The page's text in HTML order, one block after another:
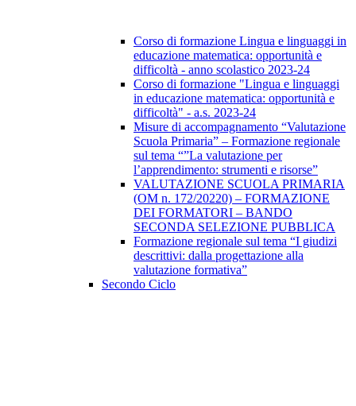
Corso di formazione Lingua e linguaggi in
educazione matematica: opportunità e
difficoltà - anno scolastico 2023-24
Corso di formazione "Lingua e linguaggi
in educazione matematica: opportunità e
difficoltà" - a.s. 2023-24
Misure di accompagnamento “Valutazione
Scuola Primaria” – Formazione regionale
sul tema “”La valutazione per
l’apprendimento: strumenti e risorse”
VALUTAZIONE SCUOLA PRIMARIA
(OM n. 172/20220) – FORMAZIONE
DEI FORMATORI – BANDO
SECONDA SELEZIONE PUBBLICA
Formazione regionale sul tema “I giudizi
descrittivi: dalla progettazione alla
valutazione formativa”
Secondo Ciclo